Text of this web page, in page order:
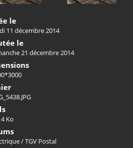
le
11 décembre 2014
le
21 décembre 2014
Ko
/TGV Postal